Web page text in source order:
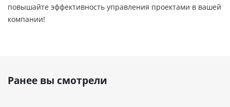
повышайте эффективность управления проектами в вашей
компании!
Ранее вы смотрели